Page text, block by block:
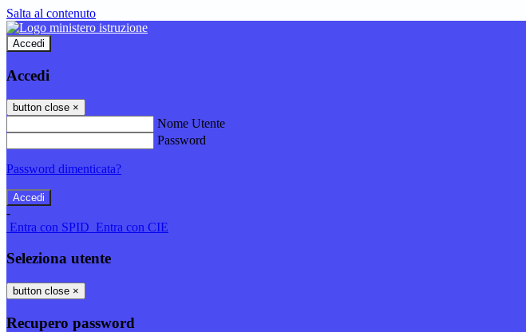
Salta al contenuto
Accedi
Accedi
button close ×
Nome Utente
Password
Password dimenticata?
-
Entra con SPID Entra con CIE
Seleziona utente
button close ×
Recupero password